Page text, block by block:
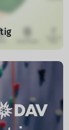
DAV. Das